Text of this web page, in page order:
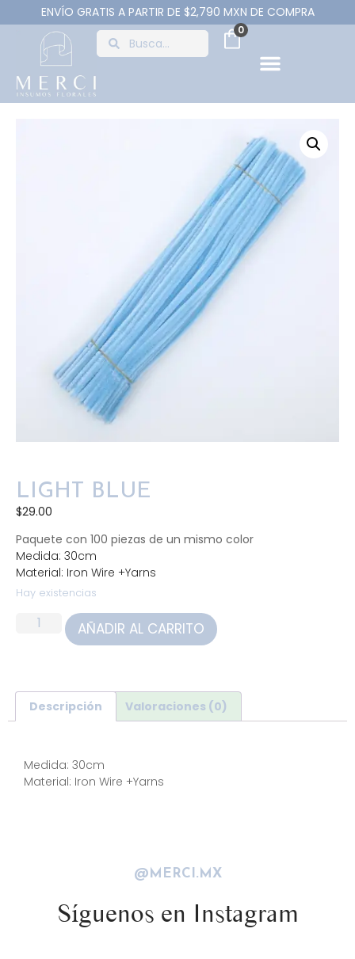
ENVÍO GRATIS A PARTIR DE $2,790 MXN DE COMPRA
0
LIGHT BLUE
$29.00
Paquete con 100 piezas de un mismo color
Medida: 30cm
Material: Iron Wire +Yarns
Hay existencias
AÑADIR AL CARRITO
Descripción Valoraciones (0)
Medida: 30cm
Material: Iron Wire +Yarns
@MERCI.MX
Síguenos en Instagram